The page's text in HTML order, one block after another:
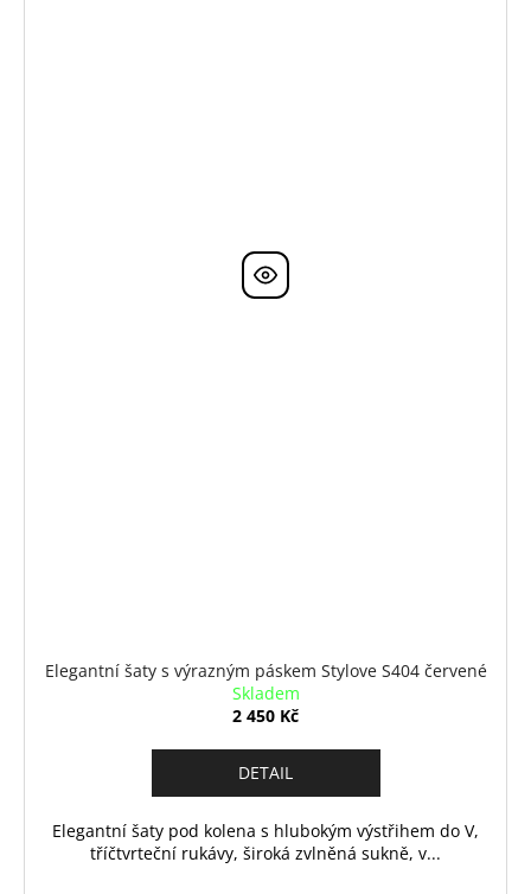
Elegantní šaty s výrazným páskem Stylove S404 červené
Skladem
2 450 Kč
DETAIL
Elegantní šaty pod kolena s hlubokým výstřihem do V,
tříčtvrteční rukávy, široká zvlněná sukně, v...